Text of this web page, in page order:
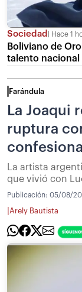
Sociedad Hace 1
Boliviano de
talento nacional
Farándula
La Joaqui
ruptura
La artista
que vivió con
Publicación: 05/08/
Arely Bautista